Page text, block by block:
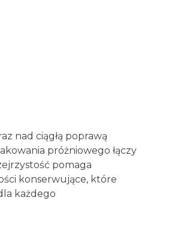
nad ciągłą poprawą
próżniowego łączy
pomaga
konserwujące, które
każdego